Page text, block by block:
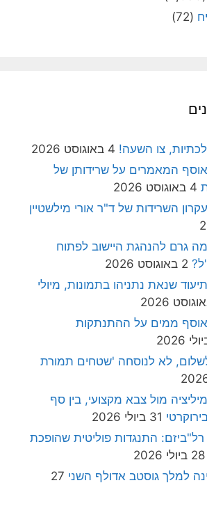
(72)
צו השעה! 4 באוגוסט 2026
המאמרים על שרידותן של
4 באוגוסט 2026
השרידות של ד"ר אורי מילשטיין
גרם להנהגת היישוב לפתוח
2 באוגוסט 2026
שנאת נתניהו בתמונות, מיולי
אוסף ממים על ההתנתקות
לשלום, לא לנוסחה 'שטחים תמורת
מול צבא מקצועי, בין סף
31 ביולי 2026
התנגדות פוליטית שהופכת
28 ביולי 2026
למלך גוסטב אדולף השני 27